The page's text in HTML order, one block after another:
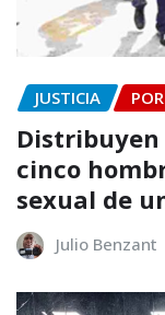
JUSTICIA
Distribuyen
cinco
sexual de
Julio Benzant